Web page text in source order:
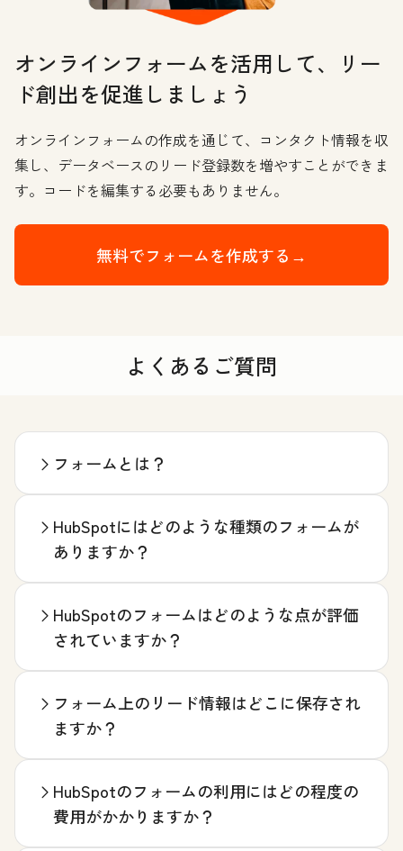
オンラインフォームを活用して、リー
ド創出を促進しましょう
オンラインフォームの作成を通じて、コンタクト情報を収
集し、データベースのリード登録数を増やすことができま
す。コードを編集する必要もありません。
無料でフォームを作成する→
よくあるご質問
フォームとは？
HubSpotにはどのような種類のフォームが
ありますか？
HubSpotのフォームはどのような点が評価
されていますか？
フォーム上のリード情報はどこに保存され
ますか？
HubSpotのフォームの利用にはどの程度の
費用がかかりますか？